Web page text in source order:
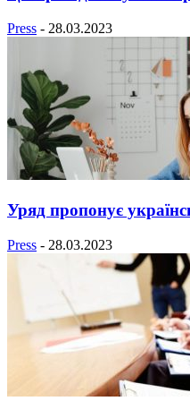
Press - 28.03.2023
Уряд пропонує
Press - 28.03.2023